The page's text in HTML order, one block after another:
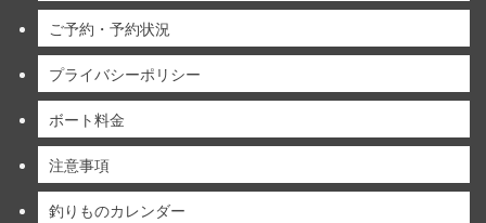
ご予約・予約状況
プライバシーポリシー
ボート料金
注意事項
釣りものカレンダー